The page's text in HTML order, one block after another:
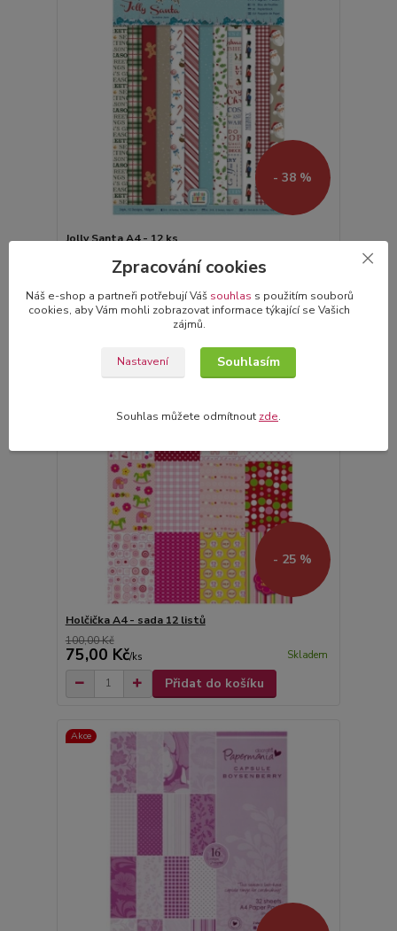
- 38 %
Jolly Santa A4 - 12 ks
49,00 Kč/ks
Přidat do košíku
- 25 %
Holčička A4 - sada 12 listů
100,00 Kč
75,00 Kč/ks Skladem
Přidat do košíku
Akce
Zpracování cookies
Náš e-shop a partneři potřebují Váš souhlas s použitím souborů
cookies, aby Vám mohli zobrazovat informace týkající se Vašich
zájmů.
Nastavení Souhlasím
Souhlas můžete odmítnout zde.